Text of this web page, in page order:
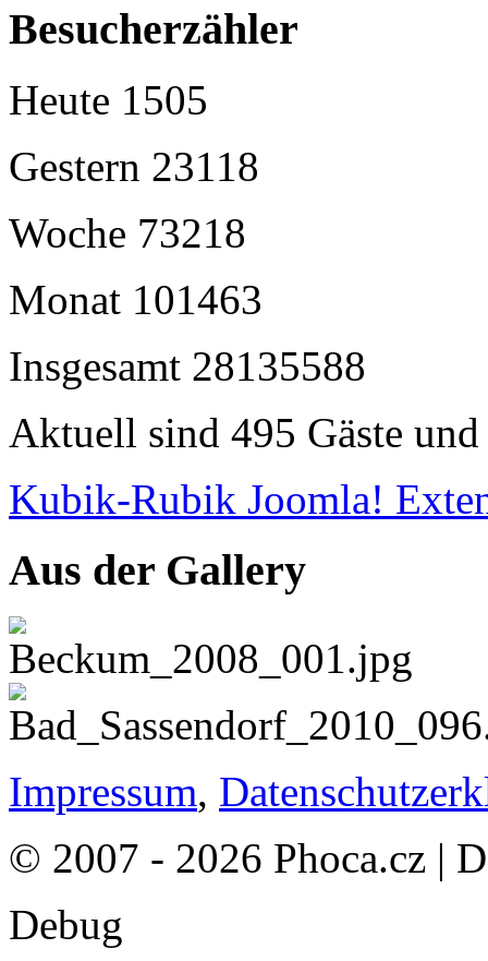
Besucherzähler
Heute 1505
Gestern 23118
Woche 73218
Monat 101463
Insgesamt 28135588
Aktuell sind 495 Gäste
Kubik-Rubik Joomla!
Aus der Gallery
Impressum,
© 2007 - 2026 Phoca.cz |
Debug